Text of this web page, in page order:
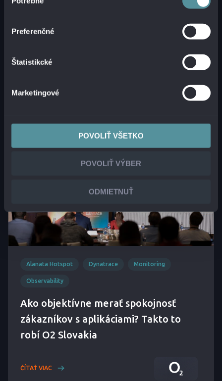
súhlasu
Preferenčné
Štatistikcké
Marketingové
POVOLIŤ VŠETKO
POVOLIŤ VÝBER
ODMIETNUŤ
Prečo je Dynatrace označovaný za
Alanata Hotspot Dynatrace Monitoring
Observability
Ako objektívne merať spokojnosť
zákazníkov s aplikáciami? Takto to
robí O2 Slovakia
ČÍTAŤ VIAC